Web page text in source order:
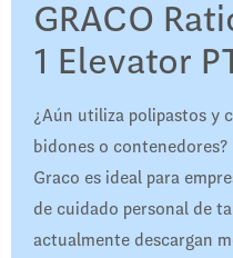
GRACO
1 Elevator
¿Aún utiliza polipastos y
bidones o
Graco es ideal para
de cuidado personal de
actualmente descargan